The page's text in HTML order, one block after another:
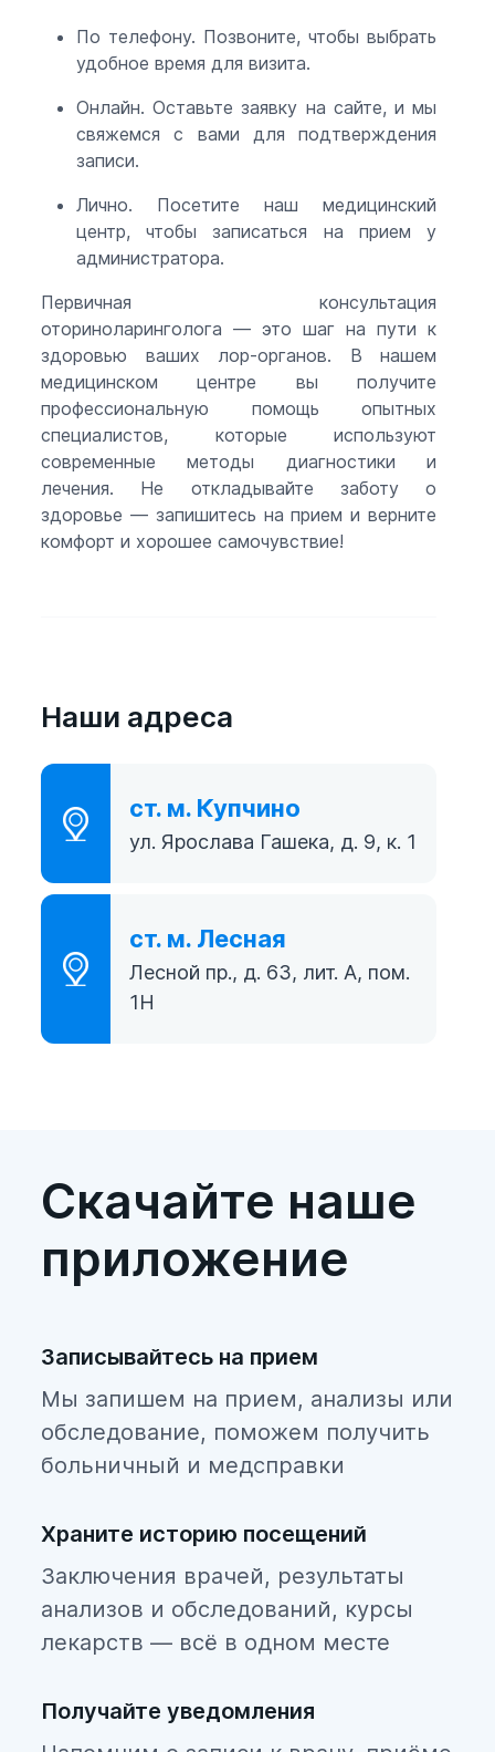
По телефону. Позвоните, чтобы выбрать
удобное время для визита.
Онлайн. Оставьте заявку на сайте, и мы
свяжемся с вами для подтверждения
записи.
Лично. Посетите наш медицинский
центр, чтобы записаться на прием у
администратора.
Первичная консультация
оториноларинголога — это шаг на пути к
здоровью ваших лор-органов. В нашем
медицинском центре вы получите
профессиональную помощь опытных
специалистов, которые используют
современные методы диагностики и
лечения. Не откладывайте заботу о
здоровье — запишитесь на прием и верните
комфорт и хорошее самочувствие!
Наши адреса
ст. м. Купчино
ул. Ярослава Гашека, д. 9, к. 1
ст. м. Лесная
Лесной пр., д. 63, лит. А, пом.
1Н
Скачайте наше
приложение
Записывайтесь на прием
Мы запишем на прием, анализы или
обследование, поможем получить
больничный и медсправки
Храните историю посещений
Заключения врачей, результаты
анализов и обследований, курсы
лекарств — всё в одном месте
Получайте уведомления